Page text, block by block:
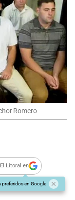
Romero
Litoral en
preferidos en Google